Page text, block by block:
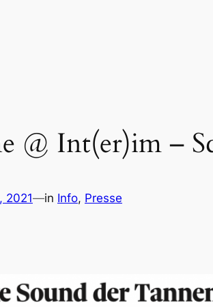
@ Int(er)im –
2021—in Info, Presse